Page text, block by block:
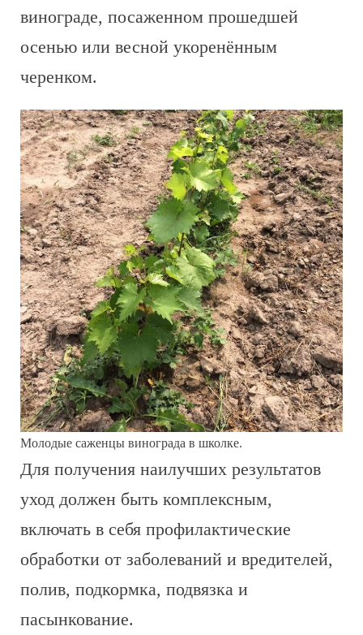
винограде, посаженном прошедшей
осенью или весной укоренённым
черенком.
Молодые саженцы винограда в школке.
Для получения наилучших результатов
уход должен быть комплексным,
включать в себя профилактические
обработки от заболеваний и вредителей,
полив, подкормка, подвязка и
пасынкование.